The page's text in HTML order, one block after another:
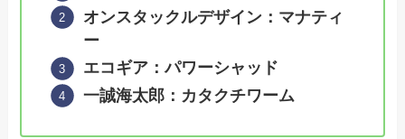
オンスタックルデザイン：マナティ
ー
エコギア：パワーシャッド
一誠海太郎：カタクチワーム